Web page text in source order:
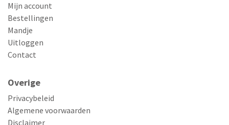
Mijn account
Bestellingen
Mandje
Uitloggen
Contact
Overige
Privacybeleid
Algemene voorwaarden
Disclaimer